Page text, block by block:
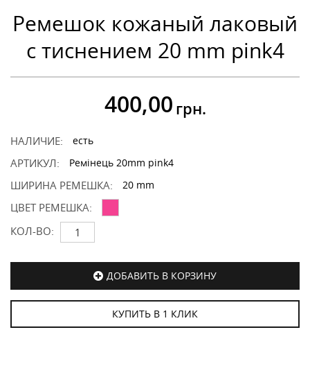
Ремешок кожаный лаковый
с тиснением 20 mm pink4
400,00 грн.
НАЛИЧИЕ: есть
АРТИКУЛ: Ремінець 20mm pink4
ШИРИНА РЕМЕШКА: 20 mm
ЦВЕТ РЕМЕШКА:
КОЛ-ВО:
ДОБАВИТЬ В КОРЗИНУ
КУПИТЬ В 1 КЛИК